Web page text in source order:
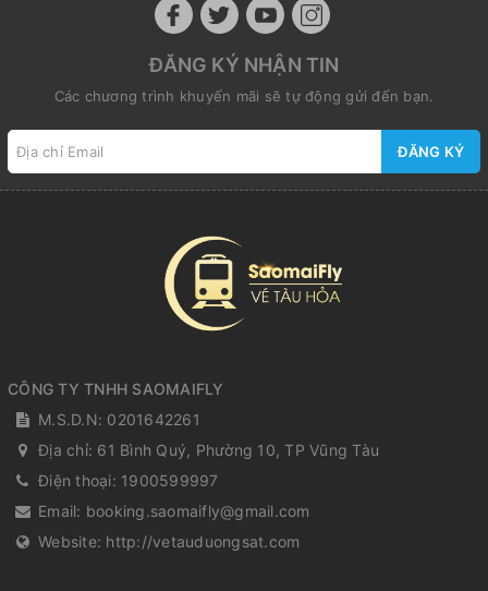
ĐĂNG KÝ NHẬN TIN
Các chương trình khuyến mãi sẽ tự động gửi đến bạn.
ĐĂNG KÝ
CÔNG TY TNHH SAOMAIFLY
M.S.D.N: 0201642261
Địa chỉ: 61 Bình Quý, Phường 10, TP Vũng Tàu
Điện thoại: 1900599997
Email: booking.saomaifly@gmail.com
Website: http://vetauduongsat.com